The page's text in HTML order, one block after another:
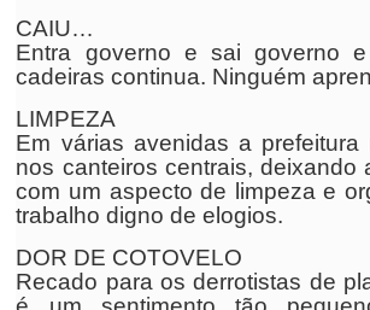
CAIU…
Entra governo e sai governo
cadeiras continua. Ninguém
LIMPEZA
Em várias avenidas a prefeitura
nos canteiros centrais, deixando
com um aspecto de limpeza e
trabalho digno de elogios.
DOR DE COTOVELO
Recado para os derrotistas de